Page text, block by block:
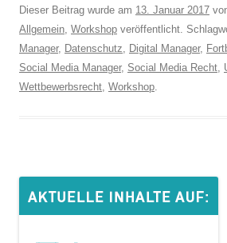
Dieser Beitrag wurde am 13. Januar 2017
Allgemein, Workshop veröffentlicht.
Manager, Datenschutz, Digital Manager,
Social Media Manager, Social Media Recht,
Wettbewerbsrecht, Workshop.